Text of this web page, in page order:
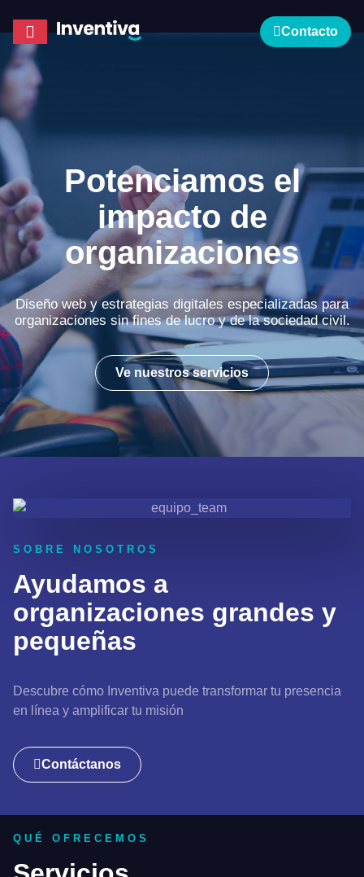
Contacto
Potenciamos el
impacto de
organizaciones
Diseño web y estrategias digitales especializadas para
organizaciones sin fines de lucro y de la sociedad civil.
Ve nuestros servicios
SOBRE NOSOTROS
Ayudamos a
organizaciones grandes y
pequeñas
Descubre cómo Inventiva puede transformar tu presencia
en línea y amplificar tu misión
Contáctanos
QUÉ OFRECEMOS